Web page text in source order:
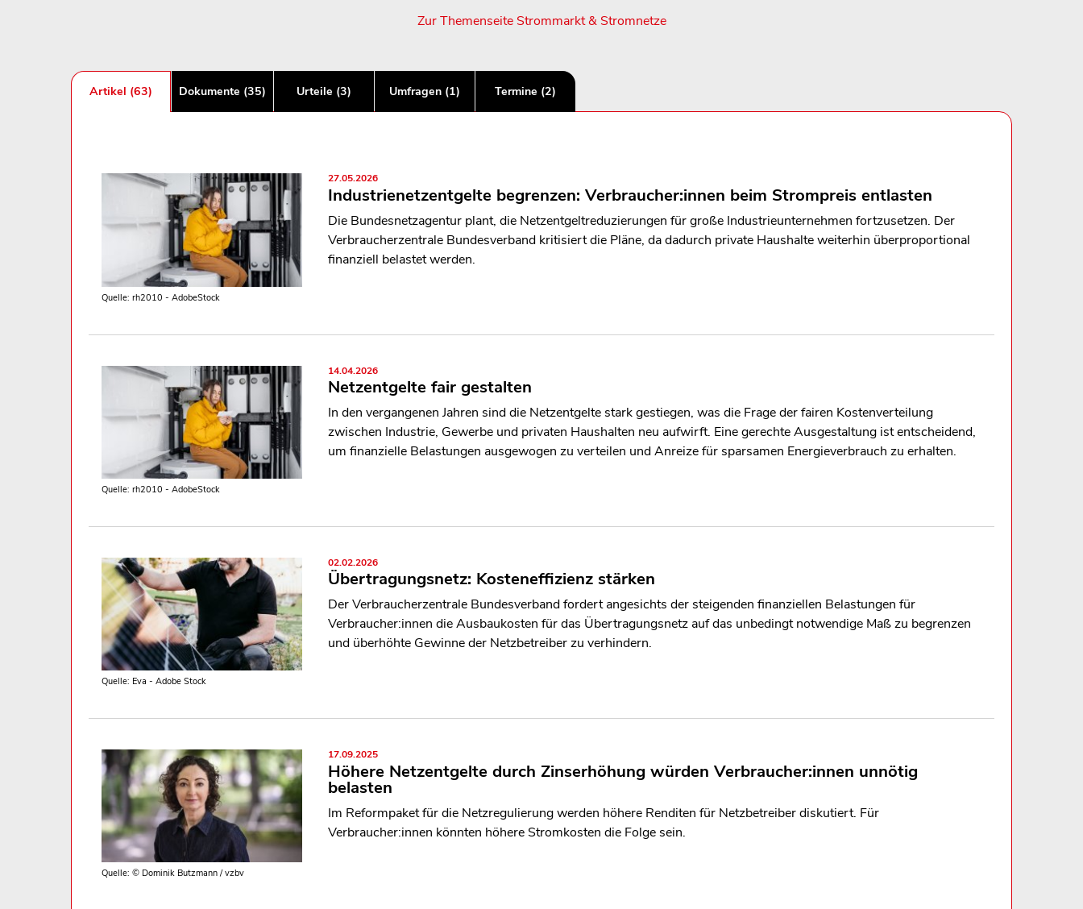
Zur Themenseite Strommarkt & Stromnetze
Artikel (63) Dokumente (35) Urteile (3) Umfragen (1) Termine (2)
Quelle: rh2010 - AdobeStock
27.05.2026
Industrienetzentgelte begrenzen: Verbraucher:innen beim Strompreis entlasten
Die Bundesnetzagentur plant, die Netzentgeltreduzierungen für große Industrieunternehmen fortzusetzen. Der
Verbraucherzentrale Bundesverband kritisiert die Pläne, da dadurch private Haushalte weiterhin überproportional
finanziell belastet werden.
Quelle: rh2010 - AdobeStock
14.04.2026
Netzentgelte fair gestalten
In den vergangenen Jahren sind die Netzentgelte stark gestiegen, was die Frage der fairen Kostenverteilung
zwischen Industrie, Gewerbe und privaten Haushalten neu aufwirft. Eine gerechte Ausgestaltung ist entscheidend,
um finanzielle Belastungen ausgewogen zu verteilen und Anreize für sparsamen Energieverbrauch zu erhalten.
Quelle: Eva - Adobe Stock
02.02.2026
Übertragungsnetz: Kosteneffizienz stärken
Der Verbraucherzentrale Bundesverband fordert angesichts der steigenden finanziellen Belastungen für
Verbraucher:innen die Ausbaukosten für das Übertragungsnetz auf das unbedingt notwendige Maß zu begrenzen
und überhöhte Gewinne der Netzbetreiber zu verhindern.
Quelle: © Dominik Butzmann / vzbv
17.09.2025
Höhere Netzentgelte durch Zinserhöhung würden Verbraucher:innen unnötig
belasten
Im Reformpaket für die Netzregulierung werden höhere Renditen für Netzbetreiber diskutiert. Für
Verbraucher:innen könnten höhere Stromkosten die Folge sein.